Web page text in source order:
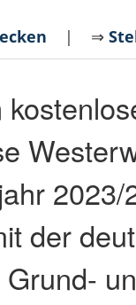
| ⇒
2023/
der